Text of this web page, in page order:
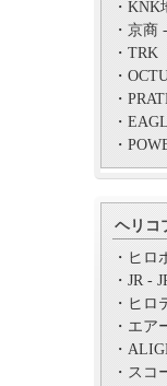
・KNK
・京商
・TRK
・
・
・
・
ヘリコ
・ヒロ
・JR -
・ヒロ
・エア
・
・スコ